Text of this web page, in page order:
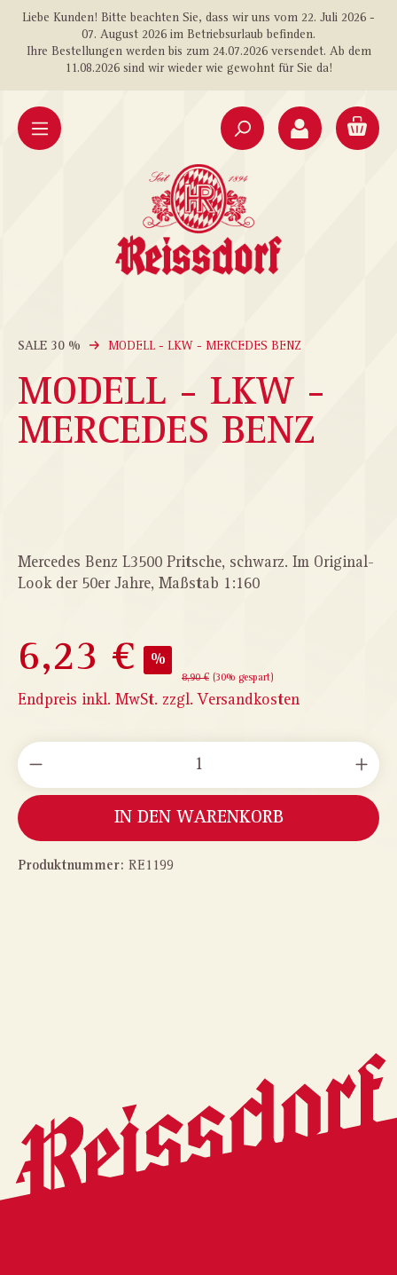
springen
Liebe Kunden! Bitte beachten Sie, dass wir uns vom 22. Juli 2026 -
07. August 2026 im Betriebsurlaub befinden.
Ihre Bestellungen werden bis zum 24.07.2026 versendet. Ab dem
11.08.2026 sind wir wieder wie gewohnt für Sie da!
SALE 30 % MODELL - LKW - MERCEDES BENZ
MODELL - LKW -
MERCEDES BENZ
Mercedes Benz L3500 Pritsche, schwarz. Im Original-
Look der 50er Jahre, Maßstab 1:160
6,23 € %
8,90 € (30% gespart)
Endpreis inkl. MwSt. zzgl. Versandkosten
PRODUKT ANZAHL: GIB DEN GEWÜNSCHTEN
IN DEN WARENKORB
Produktnummer: RE1199